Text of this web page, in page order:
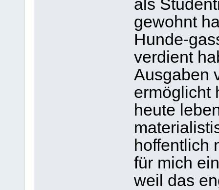
als
gewohnt
Hunde-
verdient
Ausgaben
ermöglicht
heute
hoffentlich
für mich
weil das